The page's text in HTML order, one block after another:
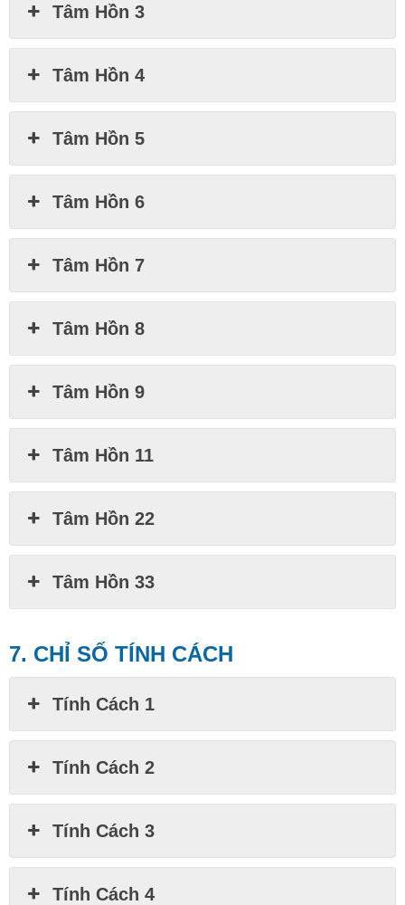
Tâm Hồn 3
Tâm Hồn 4
Tâm Hồn 5
Tâm Hồn 6
Tâm Hồn 7
Tâm Hồn 8
Tâm Hồn 9
Tâm Hồn 11
Tâm Hồn 22
Tâm Hồn 33
7. CHỈ SỐ TÍNH CÁCH
Tính Cách 1
Tính Cách 2
Tính Cách 3
Tính Cách 4